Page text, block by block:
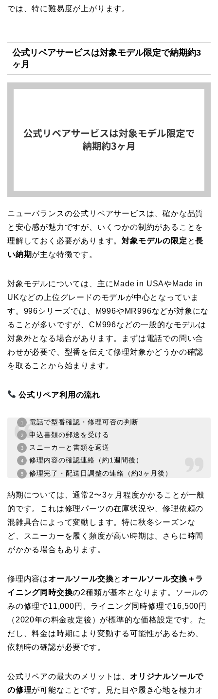
では、特に難易度が上がります。
公式リペアサービスは対象モデル限定で納期約3
ヶ月
ニューバランスの公式リペアサービスは、確かな品質
と安心感が魅力ですが、いくつかの制約があることを
理解しておく必要があります。対象モデルの限定 と長
い納期が主な特徴です。
対象モデルについては、主にMade in USAやMade in
UKなどの上位グレードのモデルが中心となっていま
す。996シリーズでは、M996やMR996などが対象にな
ることが多いですが、CM996などの一般的なモデルは
対象外となる場合があります。まずは電話での問い合
わせが必要で、型番を伝えて修理対象かどうかの確認
を取ることから始まります。
公式リペア利用の流れ
電話で型番確認・修理可否の判断
申込書類の郵送を受ける
スニーカーと書類を返送
修理内容の確認連絡（約1週間後）
修理完了・配送日調整の連絡（約3ヶ月後）
納期については、通常2〜3ヶ月程度かかることが一般
的です。これは修理パーツの在庫状況や、修理依頼の
混雑具合によって変動します。特に秋冬シーズンな
ど、スニーカーを履く頻度が高い時期は、さらに時間
がかかる場合もあります。
修理内容はオールソール交換と オールソール交換＋ラ
イニング同時交換の2種類が基本となります。ソールの
みの修理で11,000円、ライニング同時修理で16,500円
（2020年の料金改定後）が標準的な価格設定です。た
だし、料金は時期により変動する可能性があるため、
依頼時の確認が必要です。
公式リペアの最大のメリットは、 オリジナルソールで
の修理が可能なことです。見た目や履き心地を極力オ